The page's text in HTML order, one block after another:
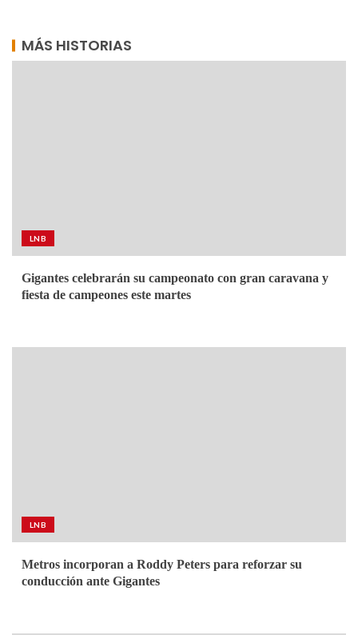
MÁS HISTORIAS
LNB
Gigantes celebrarán su campeonato con gran caravana y
fiesta de campeones este martes
LNB
Metros incorporan a Roddy Peters para reforzar su
conducción ante Gigantes